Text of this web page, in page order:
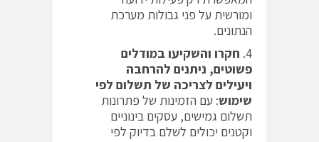
ומורשית על פני גבולות מערכת
הנתונים.
חקרו והשקיעו במודלים
פשוטים, ניתנים להרחבה
ויעילים לצריכה של תשלום לפי
שימוש: עם הזמינות של פתרונות
תשלום גמישים, עסקים בינוניים
וקטנים יכולים לשלם בדיוק לפי